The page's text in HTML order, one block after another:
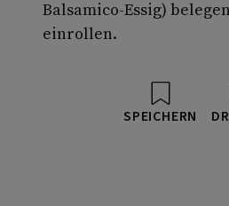
Balsamico-Essig)
einrollen.
SPEICHERN